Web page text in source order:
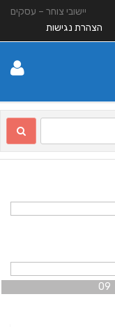
יישובי צוחר – עסקים
הצהרת נגישות